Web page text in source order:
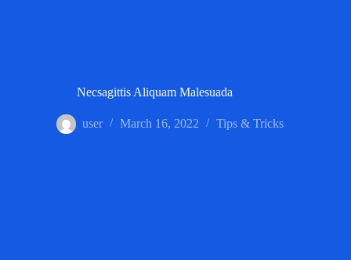
Necsagittis Aliquam Malesuada
user March 16, 2022 Tips & Tricks